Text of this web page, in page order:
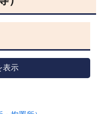
表示